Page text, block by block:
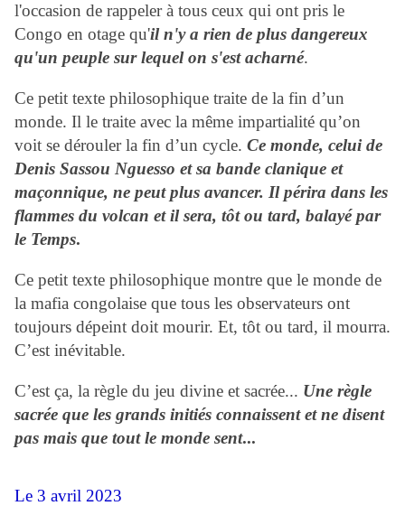
l'occasion de rappeler à tous ceux qui ont pris le
Congo en otage qu'il n'y a rien de plus dangereux
qu'un peuple sur lequel on s'est acharné.
Ce petit texte philosophique traite de la fin d’un
monde. Il le traite avec la même impartialité qu’on
voit se dérouler la fin d’un cycle. Ce monde, celui de
Denis Sassou Nguesso et sa bande clanique et
maçonnique, ne peut plus avancer. Il périra dans les
flammes du volcan et il sera, tôt ou tard, balayé par
le Temps.
Ce petit texte philosophique montre que le monde de
la mafia congolaise que tous les observateurs ont
toujours dépeint doit mourir. Et, tôt ou tard, il mourra.
C’est inévitable.
C’est ça, la règle du jeu divine et sacrée... Une règle
sacrée que les grands initiés connaissent et ne disent
pas mais que tout le monde sent...
Le 3 avril 2023